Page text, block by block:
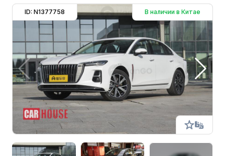
ID: N1377758 В наличии в Китае